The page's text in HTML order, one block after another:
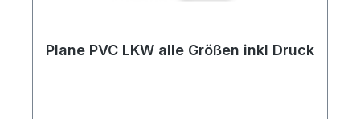
Plane PVC LKW alle Größen inkl Druck